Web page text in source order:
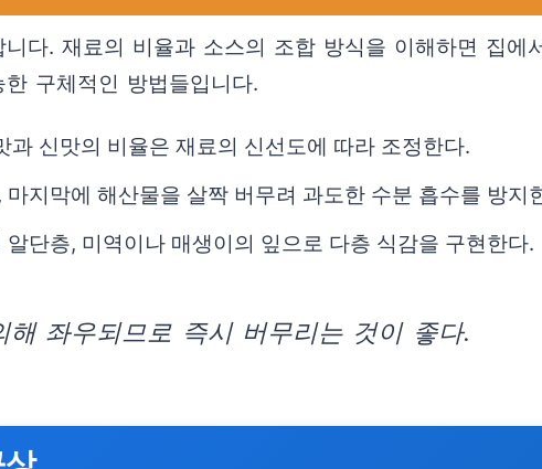
다. 재료의 비율과 소스의 조합 방식을 이해하면 집에
구체적인 방법들입니다.
신맛의 비율은 재료의 신선도에 따라 조정한다.
지막에 해산물을 살짝 버무려 과도한 수분 흡수를 방지
단층, 미역이나 매생이의 잎으로 다층 식감을 구현한다.
좌우되므로 즉시 버무리는 것이 좋다.